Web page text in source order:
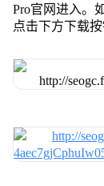
Pro官网进入。
点击下方下载